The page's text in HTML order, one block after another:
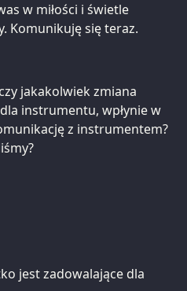
w miłości i świetle
Komunikuję się teraz.
jakakolwiek zmiana
instrumentu, wpłynie w
z instrumentem?
jest zadowalające dla